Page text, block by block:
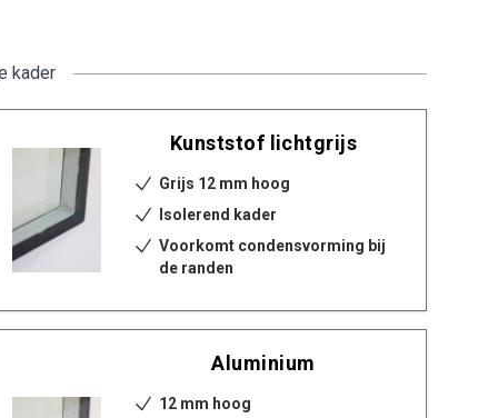
kader
Kunststof lichtgrijs
Grijs 12 mm hoog
Isolerend kader
Voorkomt condensvorming bij
de randen
Aluminium
12 mm hoog